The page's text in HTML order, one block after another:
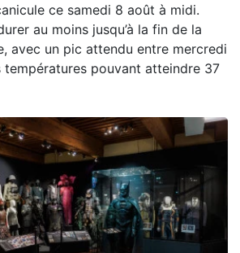
ce samedi 8 août à midi.
au moins jusqu’à la fin de la
avec un pic attendu entre mercredi
pouvant atteindre 37